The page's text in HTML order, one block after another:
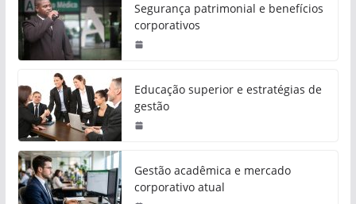
Segurança patrimonial e benefícios
corporativos
Educação superior e estratégias de
gestão
Gestão acadêmica e mercado
corporativo atual